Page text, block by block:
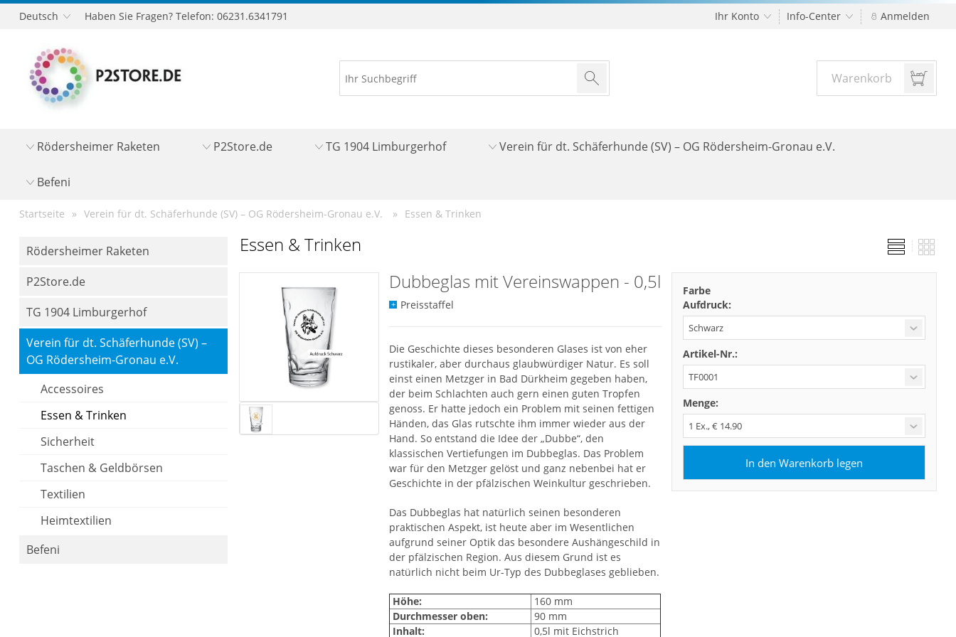
Deutsch Haben Sie Fragen? Telefon: 06231.6341791 Ihr Konto Info-Center Anmelden
Warenkorb
Rödersheimer Raketen P2Store.de TG 1904 Limburgerhof Verein für dt. Schäferhunde (SV) – OG Rödersheim-Gronau e.V.
Befeni
Startseite Verein für dt. Schäferhunde (SV) – OG Rödersheim-Gronau e.V. Essen & Trinken
Essen & Trinken
Rödersheimer Raketen
P2Store.de
TG 1904 Limburgerhof
Verein für dt. Schäferhunde (SV) –
OG Rödersheim-Gronau e.V.
Accessoires
Essen & Trinken
Sicherheit
Taschen & Geldbörsen
Textilien
Heimtextilien
Befeni
Dubbeglas mit Vereinswappen - 0,5l
Preisstaffel
Die Geschichte dieses besonderen Glases ist von eher
rustikaler, aber durchaus glaubwürdiger Natur. Es soll
einst einen Metzger in Bad Dürkheim gegeben haben,
der beim Schlachten auch gern einen guten Tropfen
genoss. Er hatte jedoch ein Problem mit seinen fettigen
Händen, das Glas rutschte ihm immer wieder aus der
Hand. So entstand die Idee der „Dubbe“, den
klassischen Vertiefungen im Dubbeglas. Das Problem
war für den Metzger gelöst und ganz nebenbei hat er
Geschichte in der pfälzischen Weinkultur geschrieben.
Das Dubbeglas hat natürlich seinen besonderen
praktischen Aspekt, ist heute aber im Wesentlichen
aufgrund seiner Optik das besondere Aushängeschild in
der pfälzischen Region. Aus diesem Grund ist es
natürlich nicht beim Ur-Typ des Dubbeglases geblieben.
Höhe:
160 mm
Durchmesser oben:
90 mm
Inhalt:
0,5l mit Eichstrich
Farbe
Aufdruck:
Artikel-Nr.:
Menge: